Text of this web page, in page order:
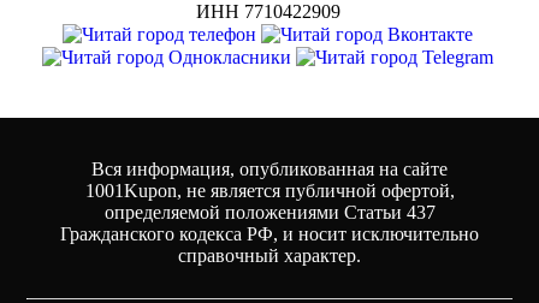
ИНН 7710422909
Вся информация, опубликованная на сайте
1001Kupon, не является публичной офертой,
определяемой положениями Статьи 437
Гражданского кодекса РФ, и носит исключительно
справочный характер.